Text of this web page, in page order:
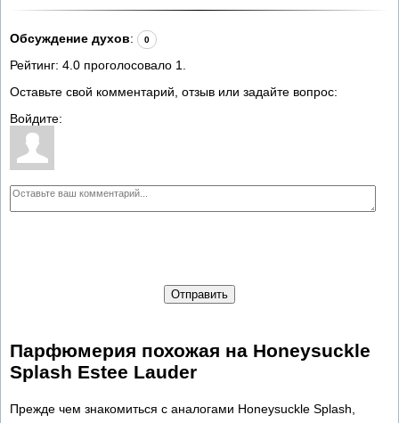
Обсуждение духов: 0
Рейтинг: 4.0 проголосовало 1
Оставьте свой комментарий, отзыв или задайте вопрос:
Войдите:
Отправить
Парфюмерия похожая на Honeysuckle
Splash Estee Lauder
Прежде чем знакомиться с аналогами Honeysuckle Splash,